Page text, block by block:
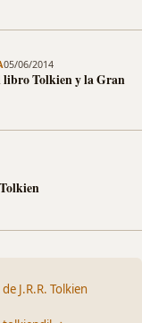
05/06/2014
libro Tolkien y la Gran
J.R.R. Tolkien